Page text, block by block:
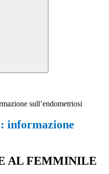
sull’endometriosi
informazione
AL FEMMINILE